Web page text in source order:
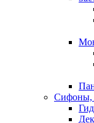
Сифоны,